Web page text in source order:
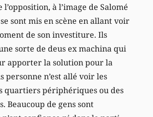
à l’image de Salomé
sont mis en scène en allant voir
de son investiture. Ils
sorte de deus ex machina qui
apporter la solution pour la
personne n’est allé voir les
quartiers périphériques ou des
Beaucoup de gens sont